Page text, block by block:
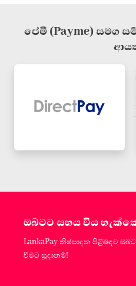
පේමී (Payme) සමග
ඔබටට සහය විය
LankaPay නිෂ්පාදන පිළිබඳව
වීමට සූදානම්!